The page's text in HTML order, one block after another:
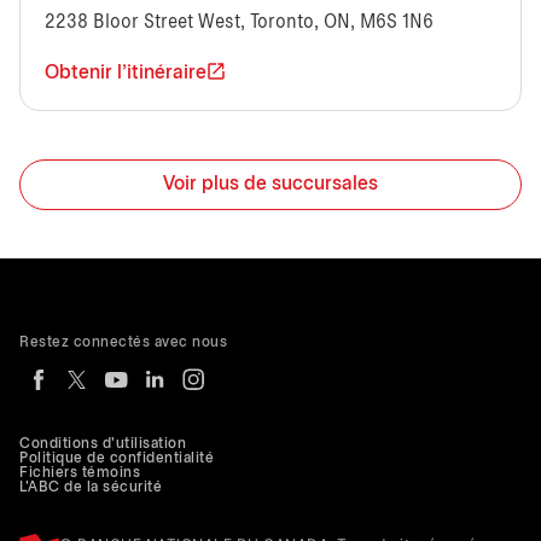
2238 Bloor Street West, Toronto, ON, M6S 1N6
Obtenir l'itinéraire
Voir plus de succursales
Conditions d'utilisation
Politique de confidentialité
Fichiers témoins
L'ABC de la sécurité
Restez connectés avec nous